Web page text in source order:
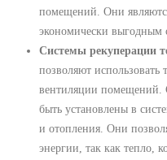
помещений. Они
экономически выгодным
Системы рекуперации
позволяют использовать
вентиляции помещений.
быть установлены в
и отопления. Они
энергии, так как тепло,